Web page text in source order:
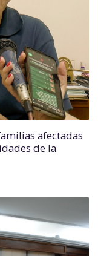
afectadas
de la